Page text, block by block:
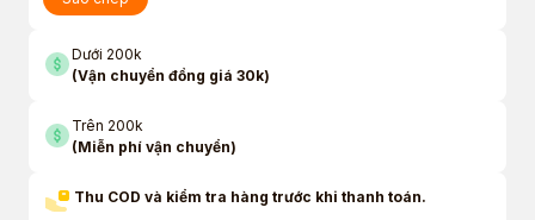
Dưới 200k
(Vận chuyển đồng giá 30k)
Trên 200k
(Miễn phí vận chuyển)
Thu COD và kiểm tra hàng trước khi thanh toán.